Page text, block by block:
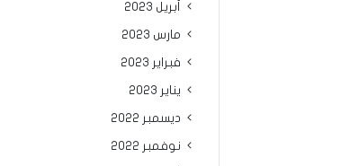
أبريل 2023
مارس 2023
فبراير 2023
يناير 2023
ديسمبر 2022
نوفمبر 2022